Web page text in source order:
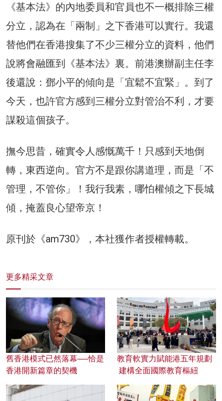
《基本法》的內地委員和官員也不一概排除三權
分立，認為在「兩制」之下香港可以實行。我還
替他們在香港搜集了不少三權分立的資料，他們
說將會融匯到《基本法》裏。前港澳辦副主任李
後還說：鄧小平的傾向是「宜鬆不宜緊」。到了
今天，也許官方感到三權分立對管治不利，才要
謀殺這個孩子。
撫今思昔，確實令人感慨萬千！只感到天地倒
轉，東西逆向。官方不是跟你講道理，而是「不
管理，不管你」！我行我素，哪怕權傾之下長城
傾，掩蓋良心望帝京！
原刊於《am730》，本社獲作者授權轉載。
更多精采文章
舊香港模式已然落幕──恰是
香港開新篇章的契機
教育軟實力賦能港五年規劃
建構全面國際教育樞紐